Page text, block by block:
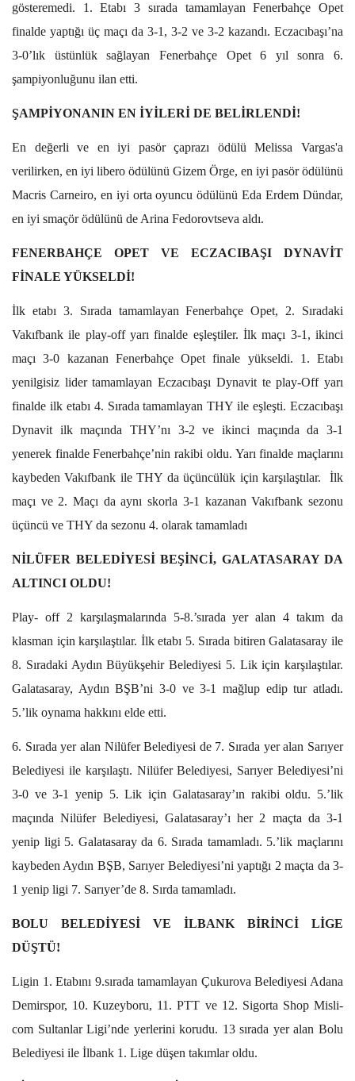
gösteremedi. 1. Etabı 3 sırada tamamlayan Fenerbahçe Opet
finalde yaptığı üç maçı da 3-1, 3-2 ve 3-2 kazandı. Eczacıbaşı’na
3-0’lık üstünlük sağlayan Fenerbahçe Opet 6 yıl sonra 6.
şampiyonluğunu ilan etti.
ŞAMPİYONANIN EN İYİLERİ DE BELİRLENDİ!
En değerli ve en iyi pasör çaprazı ödülü Melissa Vargas'a
verilirken, en iyi libero ödülünü Gizem Örge, en iyi pasör ödülünü
Macris Carneiro, en iyi orta oyuncu ödülünü Eda Erdem Dündar,
en iyi smaçör ödülünü de Arina Fedorovtseva aldı.
FENERBAHÇE OPET VE ECZACIBAŞI DYNAVİT
FİNALE YÜKSELDİ!
İlk etabı 3. Sırada tamamlayan Fenerbahçe Opet, 2. Sıradaki
Vakıfbank ile play-off yarı finalde eşleştiler. İlk maçı 3-1, ikinci
maçı 3-0 kazanan Fenerbahçe Opet finale yükseldi. 1. Etabı
yenilgisiz lider tamamlayan Eczacıbaşı Dynavit te play-Off yarı
finalde ilk etabı 4. Sırada tamamlayan THY ile eşleşti. Eczacıbaşı
Dynavit ilk maçında THY’nı 3-2 ve ikinci maçında da 3-1
yenerek finalde Fenerbahçe’nin rakibi oldu. Yarı finalde maçlarını
kaybeden Vakıfbank ile THY da üçüncülük için karşılaştılar. İlk
maçı ve 2. Maçı da aynı skorla 3-1 kazanan Vakıfbank sezonu
üçüncü ve THY da sezonu 4. olarak tamamladı
NİLÜFER BELEDİYESİ BEŞİNCİ, GALATASARAY DA
ALTINCI OLDU!
Play- off 2 karşılaşmalarında 5-8.’sırada yer alan 4 takım da
klasman için karşılaştılar. İlk etabı 5. Sırada bitiren Galatasaray ile
8. Sıradaki Aydın Büyükşehir Belediyesi 5. Lik için karşılaştılar.
Galatasaray, Aydın BŞB’ni 3-0 ve 3-1 mağlup edip tur atladı.
5.’lik oynama hakkını elde etti.
6. Sırada yer alan Nilüfer Belediyesi de 7. Sırada yer alan Sarıyer
Belediyesi ile karşılaştı. Nilüfer Belediyesi, Sarıyer Belediyesi’ni
3-0 ve 3-1 yenip 5. Lik için Galatasaray’ın rakibi oldu. 5.’lik
maçında Nilüfer Belediyesi, Galatasaray’ı her 2 maçta da 3-1
yenip ligi 5. Galatasaray da 6. Sırada tamamladı. 5.’lik maçlarını
kaybeden Aydın BŞB, Sarıyer Belediyesi’ni yaptığı 2 maçta da 3-
1 yenip ligi 7. Sarıyer’de 8. Sırda tamamladı.
BOLU BELEDİYESİ VE İLBANK BİRİNCİ LİGE
DÜŞTÜ!
Ligin 1. Etabını 9.sırada tamamlayan Çukurova Belediyesi Adana
Demirspor, 10. Kuzeyboru, 11. PTT ve 12. Sigorta Shop Misli-
com Sultanlar Ligi’nde yerlerini korudu. 13 sırada yer alan Bolu
Belediyesi ile İlbank 1. Lige düşen takımlar oldu.